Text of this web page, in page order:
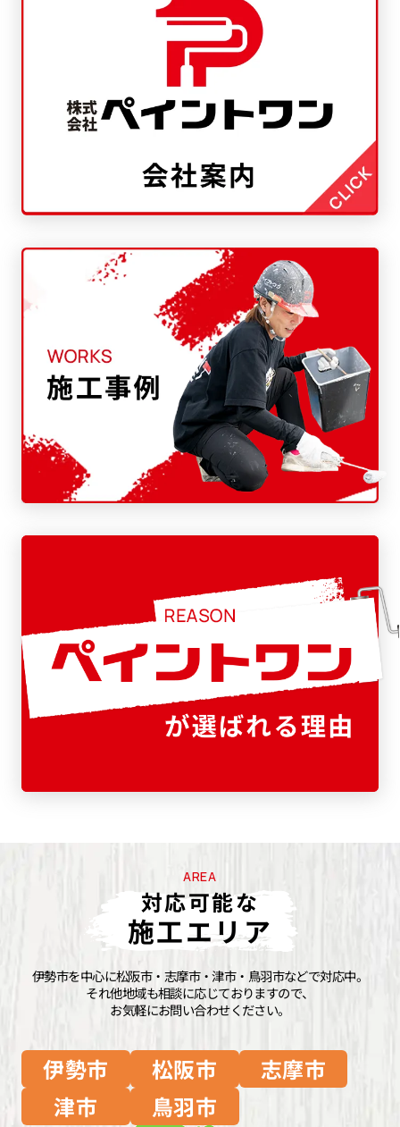
AREA
対応可能な
施工エリア
伊勢市を中心に松阪市・志摩市・津市・鳥羽市などで対応中。
それ他地域も相談に応じておりますので、
お気軽にお問い合わせください。
伊勢市 松阪市
志摩市
津市
鳥羽市